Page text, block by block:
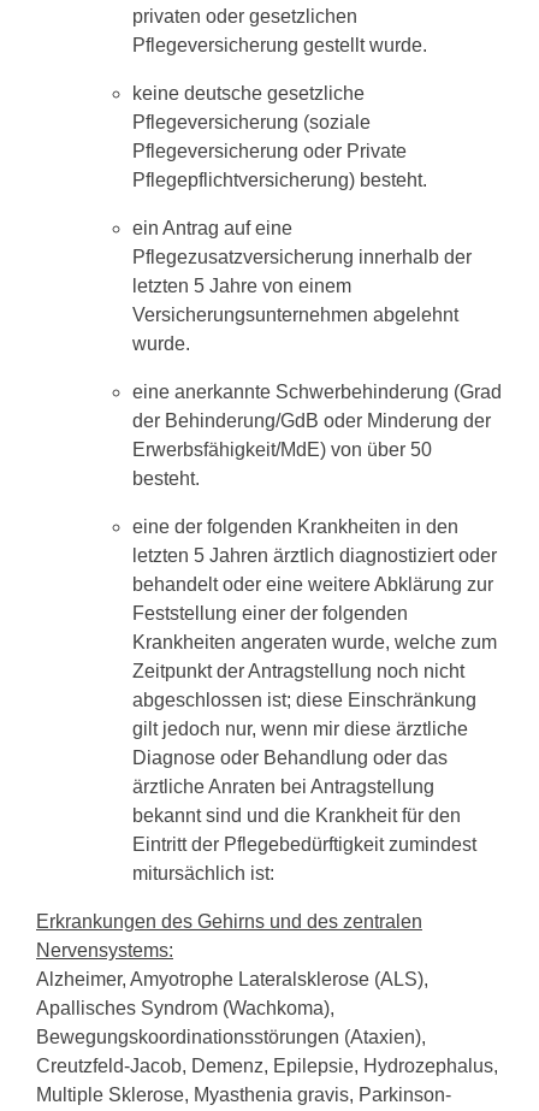
privaten oder gesetzlichen
Pflegeversicherung gestellt wurde.
keine deutsche gesetzliche
Pflegeversicherung (soziale
Pflegeversicherung oder Private
Pflegepflichtversicherung) besteht.
ein Antrag auf eine
Pflegezusatzversicherung innerhalb der
letzten 5 Jahre von einem
Versicherungsunternehmen abgelehnt
wurde.
eine anerkannte Schwerbehinderung (Grad
der Behinderung/GdB oder Minderung der
Erwerbsfähigkeit/MdE) von über 50
besteht.
eine der folgenden Krankheiten in den
letzten 5 Jahren ärztlich diagnostiziert oder
behandelt oder eine weitere Abklärung zur
Feststellung einer der folgenden
Krankheiten angeraten wurde, welche zum
Zeitpunkt der Antragstellung noch nicht
abgeschlossen ist; diese Einschränkung
gilt jedoch nur, wenn mir diese ärztliche
Diagnose oder Behandlung oder das
ärztliche Anraten bei Antragstellung
bekannt sind und die Krankheit für den
Eintritt der Pflegebedürftigkeit zumindest
mitursächlich ist:
Erkrankungen des Gehirns und des zentralen
Nervensystems:
Alzheimer, Amyotrophe Lateralsklerose (ALS),
Apallisches Syndrom (Wachkoma),
Bewegungskoordinationsstörungen (Ataxien),
Creutzfeld-Jacob, Demenz, Epilepsie, Hydrozephalus,
Multiple Sklerose, Myasthenia gravis, Parkinson-